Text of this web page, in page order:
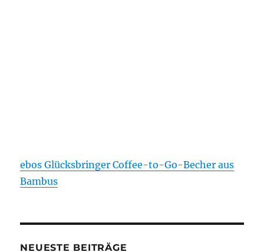
ebos Glücksbringer Coffee-to-Go-Becher aus
Bambus
NEUESTE BEITRÄGE